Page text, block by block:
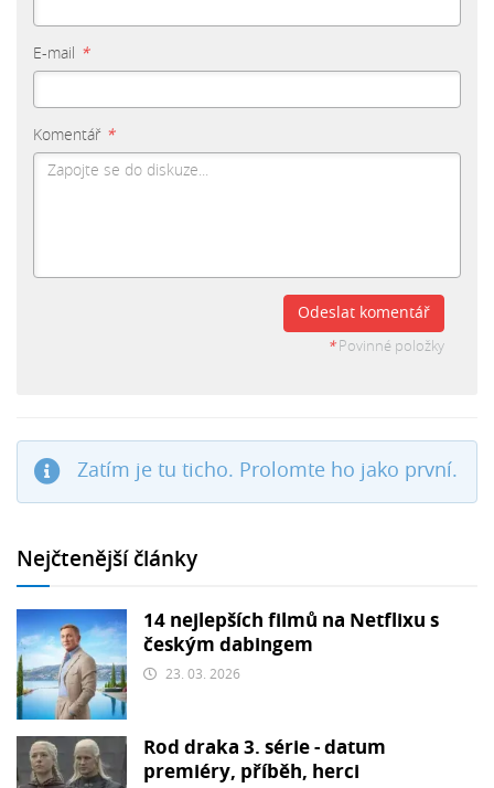
E-mail *
Komentář *
Odeslat komentář
*Povinné položky
Zatím je tu ticho. Prolomte ho jako první.
Nejčtenější články
14 nejlepších filmů na Netflixu s
českým dabingem
23. 03. 2026
Rod draka 3. série - datum
premiéry, příběh, herci